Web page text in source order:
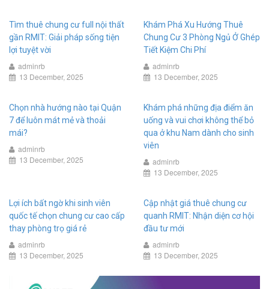
Tìm thuê chung cư full nội thất
gần RMIT: Giải pháp sống tiện
lợi tuyệt vời
adminrb
13 December, 2025
Khám Phá Xu Hướng Thuê
Chung Cư 3 Phòng Ngủ Ở Ghép
Tiết Kiệm Chi Phí
adminrb
13 December, 2025
Chọn nhà hướng nào tại Quận
7 để luôn mát mẻ và thoải
mái?
adminrb
13 December, 2025
Khám phá những địa điểm ăn
uống và vui chơi không thể bỏ
qua ở khu Nam dành cho sinh
viên
adminrb
13 December, 2025
Lợi ích bất ngờ khi sinh viên
quốc tế chọn chung cư cao cấp
thay phòng trọ giá rẻ
adminrb
13 December, 2025
Cập nhật giá thuê chung cư
quanh RMIT: Nhận diện cơ hội
đầu tư mới
adminrb
13 December, 2025